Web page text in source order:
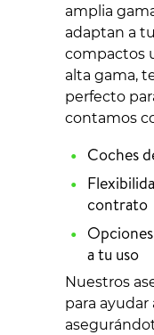
amplia
adaptan a
compactos
alta gama,
perfecto
contamos
Coches
contrato
a tu uso
Nuestros
para ayudar